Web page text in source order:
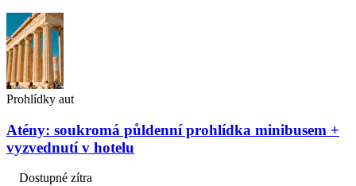
Prohlídky aut
Atény: soukromá půldenní prohlídka minibusem +
vyzvednutí v hotelu
Dostupné zítra